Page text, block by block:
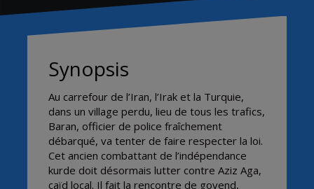
Synopsis
Au carrefour de l’Iran, l’Irak et la Turquie,
dans un village perdu, lieu de tous les trafics,
Baran, officier de police fraîchement
débarqué, va tenter de faire respecter la loi.
Cet ancien combattant de l’indépendance
kurde doit désormais lutter contre Aziz Aga,
caïd local. Il fait la rencontre de govend,